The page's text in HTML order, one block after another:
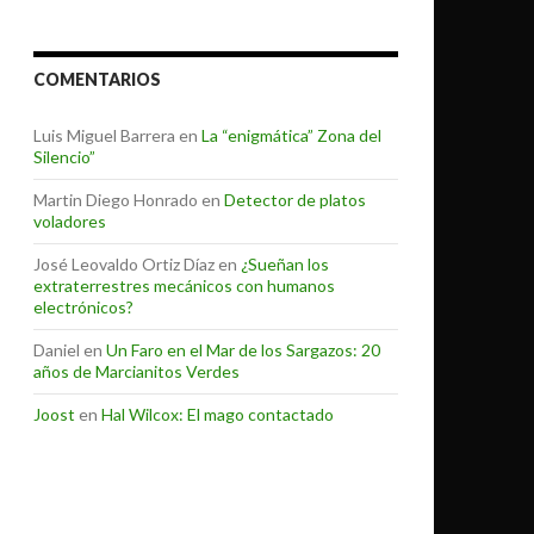
COMENTARIOS
Luis Miguel Barrera en La “enigmática” Zona del
Silencio”
Martin Diego Honrado en Detector de platos
voladores
José Leovaldo Ortiz Díazen ¿Sueñan los
extraterrestres mecánicos con humanos
electrónicos?
Daniel en Un Faro en el Mar de los Sargazos: 20
años de Marcianitos Verdes
Joost en Hal Wilcox: El mago contactado